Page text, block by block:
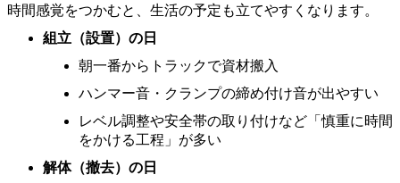
時間感覚をつかむと、生活の予定も立てやすくなります。
組立（設置）の日
朝一番からトラックで資材搬入
ハンマー音・クランプの締め付け音が出やすい
レベル調整や安全帯の取り付けなど「慎重に時間
をかける工程」が多い
解体（撤去）の日